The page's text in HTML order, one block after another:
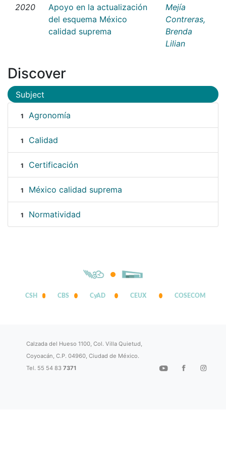
2020
Apoyo en la actualización
del esquema México
calidad suprema
Mejía
Contreras,
Brenda
Lilian
Discover
Subject
1 Agronomía
1 Calidad
1 Certificación
1 México calidad suprema
1 Normatividad
CSH CBS CyAD CEUX COSECOM
Calzada del Hueso 1100, Col. Villa Quietud,
Coyoacán, C.P. 04960, Ciudad de México.
Tel. 55 54 837371